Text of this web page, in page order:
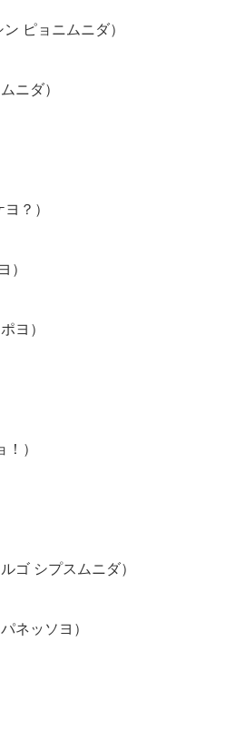
ピョニムニダ）
ニダ）
？）
）
ヨ）
）
ゴ シプスムニダ）
ネッソヨ）